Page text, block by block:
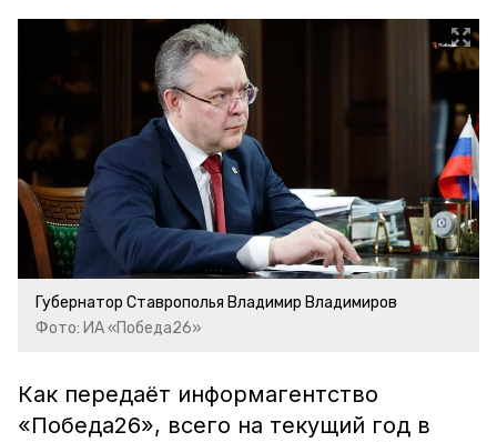
Губернатор Ставрополья Владимир Владимиров
Фото: ИА «Победа26»
Как передаёт информагентство
«Победа26», всего на текущий год в